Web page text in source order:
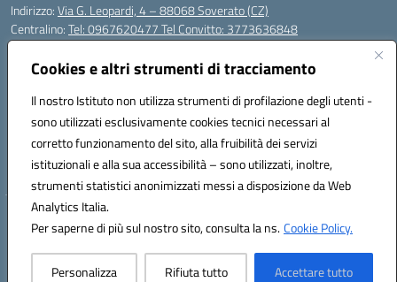
Cookies e altri strumenti di tracciamento
Il nostro Istituto non utilizza strumenti di profilazione degli utenti -
sono utilizzati esclusivamente cookies tecnici necessari al
corretto funzionamento del sito, alla fruibilità dei servizi
istituzionali e alla sua accessibilità – sono utilizzati, inoltre,
strumenti statistici anonimizzati messi a disposizione da Web
Analytics Italia.
Per saperne di più sul nostro sito, consulta la ns.Cookie Policy.
Personalizza Rifiuta tutto Accettare tutto
Indirizzo:Via G. Leopardi, 4 – 88068 Soverato (CZ)
Centralino:Tel: 0967620477 Tel Convitto: 3773636848
Email:
Posta elettronica certificata (PEC):czrh04000q@pec.istruzione.it
Codice fiscale: 84000690796
Codice meccanografico:CZRH04000Q
Codice Indice delle Pubbliche Amministrazioni (IPA): istsc_czrh04000q
Codice unico di fatturazione (CUF): UF9M13
Hosting & Powered by 3D Solution S.r.l.
Concept & Design by Designers Italia